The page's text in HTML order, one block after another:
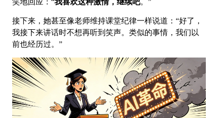
接下来，她甚至像老师维持课堂纪律一样说道：“好了，
我接下来讲话时不想再听到笑声。类似的事情，我们以
前也经历过。”